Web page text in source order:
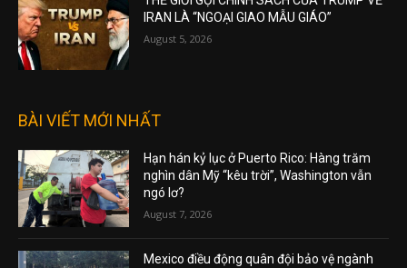
IRAN LÀ “NGOẠI GIAO MẪU GIÁO”
August 5, 2026
BÀI VIẾT MỚI NHẤT
Hạn hán kỷ lục ở Puerto Rico: Hàng trăm
nghìn dân Mỹ “kêu trời”, Washington vẫn
ngó lơ?
August 7, 2026
Mexico điều động quân đội bảo vệ ngành